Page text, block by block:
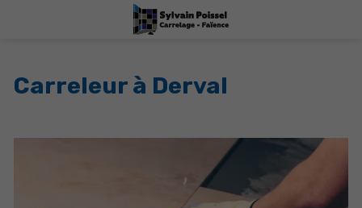
Carreleur à Derval